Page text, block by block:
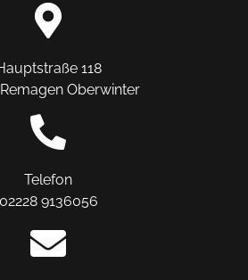
118
Oberwinter
Telefon
02228 9136056